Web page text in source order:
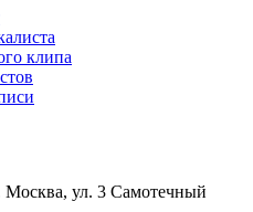
клипа
Москва, ул. 3 Самотечный